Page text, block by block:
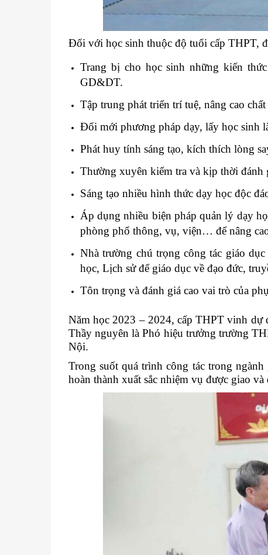
Đối với học sinh thuộc độ tuổi cấp THPT,
Trang bị cho học sinh những kiến
GD&DT.
Tập trung phát triển trí tuệ, nâng cao
Đổi mới phương pháp dạy, lấy học sinh
Phát huy tính sáng tạo, kích thích lòng
Thường xuyên kiểm tra và kịp thời đánh
Sáng tạo nhiều hình thức dạy học độc
Áp dụng nhiều biện pháp quản lý dạy
phòng phổ thông, vụ, viện… để nâng
Nhà trường chú trọng công tác giáo
học, Lịch sử để giáo dục về đạo đức,
Tôn trọng và đánh giá cao vai trò của
Năm học 2023 – 2024, cấp THPT vinh
Thầy nguyên là Phó hiệu trưởng trường
Nội.
Trong suốt quá trình công tác trong
hoàn thành xuất sắc nhiệm vụ được giao